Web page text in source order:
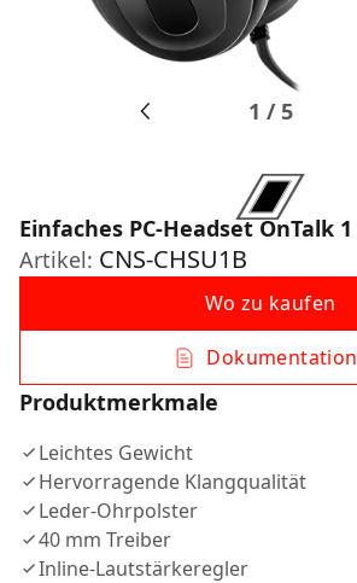
1 / 5
Einfaches PC-Headset OnTalk 1
Artikel: CNS-CHSU1B
Wo zu kaufen
Dokumentation
Produktmerkmale
Leichtes Gewicht
Hervorragende Klangqualität
Leder-Ohrpolster
40 mm Treiber
Inline-Lautstärkeregler